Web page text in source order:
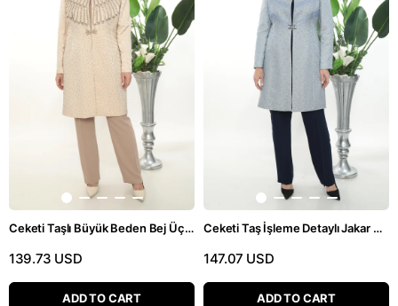
Ceketi Taşlı Büyük Beden Bej Üçlü Pantolonlu Takım
139.73 USD
ADD TO CART
Ceketi Taş İşleme Detaylı Jakar Dokumalı Lacivert Üçlü Pantolonlu Takım
147.07 USD
ADD TO CART